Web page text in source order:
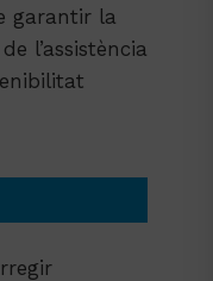
garantir la
l’assistència